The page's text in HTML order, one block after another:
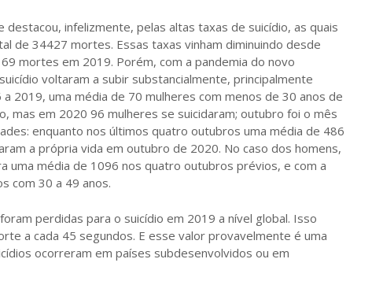
destacou, infelizmente, pelas altas taxas de suicídio, as quais
de 34427 mortes. Essas taxas vinham diminuindo desde
mortes em 2019. Porém, com a pandemia do novo
voltaram a subir substancialmente, principalmente
a 2019, uma média de 70 mulheres com menos de 30 anos de
mas em 2020 96 mulheres se suicidaram; outubro foi o mês
enquanto nos últimos quatro outubros uma média de 486
a própria vida em outubro de 2020. No caso dos homens,
uma média de 1096 nos quatro outubros prévios, e com a
com 30 a 49 anos.
perdidas para o suicídio em 2019 a nível global. Isso
a cada 45 segundos. E esse valor provavelmente é uma
ocorreram em países subdesenvolvidos ou em